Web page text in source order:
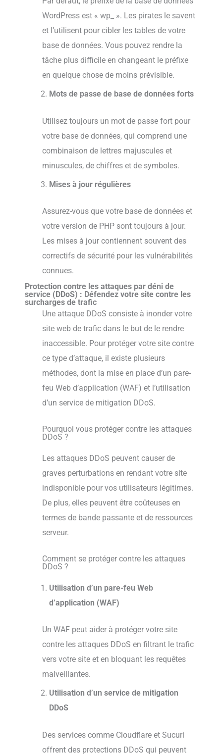
WordPress est « wp_ ». Les pirates le savent
et l’utilisent pour cibler les tables de votre
base de données. Vous pouvez rendre la
tâche plus difficile en changeant le préfixe
en quelque chose de moins prévisible.
Mots de passe de base de données forts
Utilisez toujours un mot de passe fort pour
votre base de données, qui comprend une
combinaison de lettres majuscules et
minuscules, de chiffres et de symboles.
Mises à jour régulières
Assurez-vous que votre base de données et
votre version de PHP sont toujours à jour.
Les mises à jour contiennent souvent des
correctifs de sécurité pour les vulnérabilités
connues.
Protection contre les attaques par déni de
service (DDoS) : Défendez votre site contre les
surcharges de trafic
Une attaque DDoS consiste à inonder votre
site web de trafic dans le but de le rendre
inaccessible. Pour protéger votre site contre
ce type d’attaque, il existe plusieurs
méthodes, dont la mise en place d’un pare-
feu Web d’application (WAF) et l’utilisation
d’un service de mitigation DDoS.
Pourquoi vous protéger contre les attaques
DDoS ?
Les attaques DDoS peuvent causer de
graves perturbations en rendant votre site
indisponible pour vos utilisateurs légitimes.
De plus, elles peuvent être coûteuses en
termes de bande passante et de ressources
serveur.
Comment se protéger contre les attaques
DDoS ?
Utilisation d’un pare-feu Web
d’application (WAF)
Un WAF peut aider à protéger votre site
contre les attaques DDoS en filtrant le trafic
vers votre site et en bloquant les requêtes
malveillantes.
Utilisation d’un service de mitigation
DDoS
Des services comme Cloudflare et Sucuri
offrent des protections DDoS qui peuvent